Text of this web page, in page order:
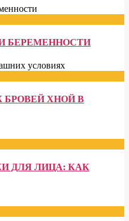
БЕРЕМЕННОСТИ
БРОВЕЙ ХНОЙ В
ДЛЯ ЛИЦА: КАК